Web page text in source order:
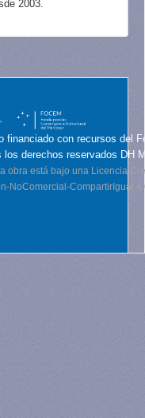
2003.
financiado con recursos del
los derechos reservados DH
obra está bajo una Licencia
NoComercial-CompartirIgual